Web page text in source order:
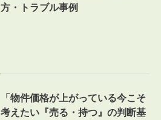
方・トラブル事例
「物件価格が上がっている今こそ
考えたい『売る・持つ』の判断基